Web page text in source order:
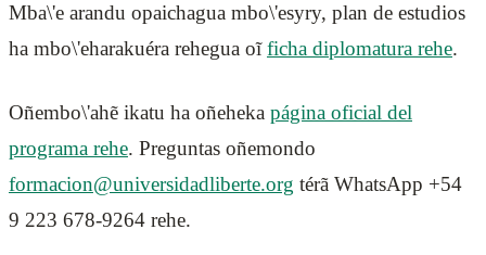
Mba\'e arandu opaichagua mbo\'esyry, plan de estudios
ha mbo\'eharakuéra rehegua oĩficha diplomatura rehe.
Oñembo\'ahẽ ikatu ha oñeheka página oficial del
programa rehe. Preguntas oñemondo
formacion@universidadliberte.org térã WhatsApp +54
9 223 678-9264 rehe.